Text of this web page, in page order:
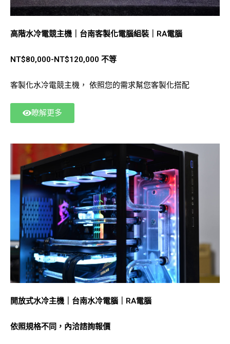
高階水冷電競主機｜台南客製化電腦組裝｜RA電腦
NT$80,000-NT$120,000 不等
客製化水冷電競主機， 依照您的需求幫您客製化搭配
瞭解更多
開放式水冷主機｜台南水冷電腦｜RA電腦
依照規格不同，內洽諮詢報價